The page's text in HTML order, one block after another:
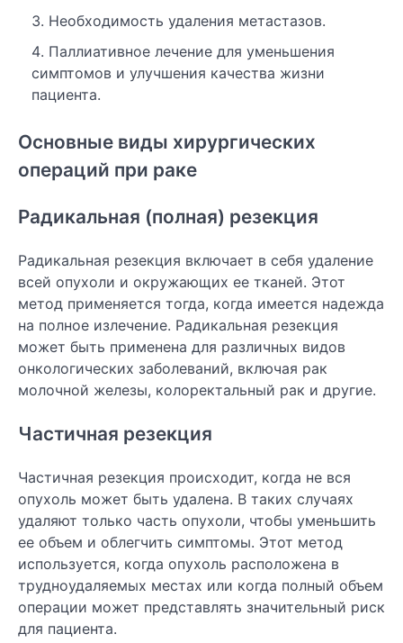
Необходимость удаления метастазов.
Паллиативное лечение для уменьшения
симптомов и улучшения качества жизни
пациента.
Основные виды хирургических
операций при раке
Радикальная (полная) резекция
Радикальная резекция включает в себя удаление
всей опухоли и окружающих ее тканей. Этот
метод применяется тогда, когда имеется надежда
на полное излечение. Радикальная резекция
может быть применена для различных видов
онкологических заболеваний, включая рак
молочной железы, колоректальный рак и другие.
Частичная резекция
Частичная резекция происходит, когда не вся
опухоль может быть удалена. В таких случаях
удаляют только часть опухоли, чтобы уменьшить
ее объем и облегчить симптомы. Этот метод
используется, когда опухоль расположена в
трудноудаляемых местах или когда полный объем
операции может представлять значительный риск
для пациента.